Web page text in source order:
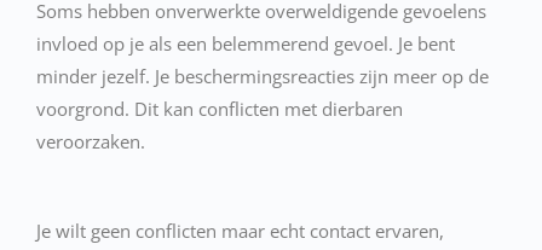
Soms hebben onverwerkte overweldigende gevoelens
invloed op je als een belemmerend gevoel. Je bent
minder jezelf. Je beschermingsreacties zijn meer op de
voorgrond. Dit kan conflicten met dierbaren
veroorzaken.
Je wilt geen conflicten maar echt contact ervaren,